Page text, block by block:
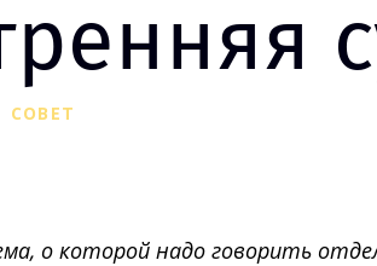
СОВЕТ
о которой надо говорить